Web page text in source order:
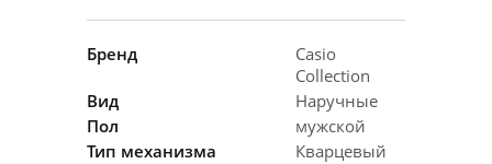
Бренд
Casio
Collection
Вид
Наручные
Пол
мужской
Тип механизма
Кварцевый